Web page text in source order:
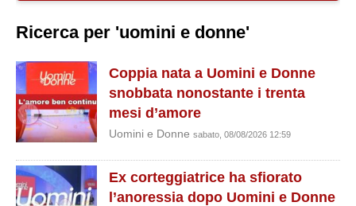
Ricerca per 'uomini e donne'
Coppia nata a Uomini e Donne
snobbata nonostante i trenta
mesi d’amore
Uomini e Donne sabato, 08/08/2026 12:59
Ex corteggiatrice ha sfiorato
l’anoressia dopo Uomini e Donne